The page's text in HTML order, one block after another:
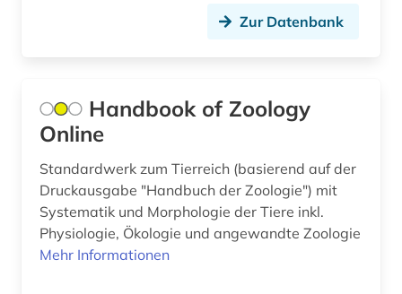
aufgabensammlung (10)
auflagenhöhe (1)
aufmaß (1)
Zur Datenbank
Handbook of Zoology
Online
Standardwerk zum Tierreich (basierend auf der
Druckausgabe "Handbuch der Zoologie") mit
Systematik und Morphologie der Tiere inkl.
Physiologie, Ökologie und angewandte Zoologie
Mehr Informationen